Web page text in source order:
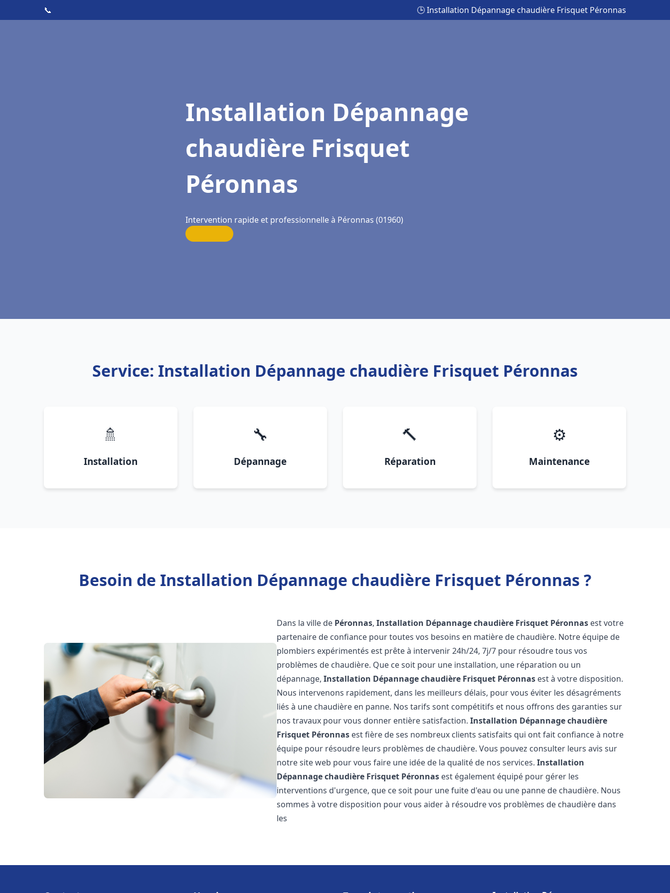
📞 🕒 Installation Dépannage chaudière Frisquet Péronnas
Installation Dépannage
chaudière Frisquet
Péronnas
Intervention rapide et professionnelle à Péronnas (01960)
Service: Installation Dépannage chaudière Frisquet Péronnas
🚿
Installation
🔧
Dépannage
🔨
Réparation
⚙️
Maintenance
Besoin de Installation Dépannage chaudière Frisquet Péronnas ?
Dans la ville de Péronnas,Installation Dépannage chaudière Frisquet Péronnas est votre
partenaire de confiance pour toutes vos besoins en matière de chaudière. Notre équipe de
plombiers expérimentés est prête à intervenir 24h/24, 7j/7 pour résoudre tous vos
problèmes de chaudière. Que ce soit pour une installation, une réparation ou un
dépannage,Installation Dépannage chaudière Frisquet Péronnas est à votre disposition.
Nous intervenons rapidement, dans les meilleurs délais, pour vous éviter les désagréments
liés à une chaudière en panne. Nos tarifs sont compétitifs et nous offrons des garanties sur
nos travaux pour vous donner entière satisfaction.Installation Dépannage chaudière
Frisquet Péronnas est fière de ses nombreux clients satisfaits qui ont fait confiance à notre
équipe pour résoudre leurs problèmes de chaudière. Vous pouvez consulter leurs avis sur
notre site web pour vous faire une idée de la qualité de nos services.Installation
Dépannage chaudière Frisquet Péronnas est également équipé pour gérer les
interventions d'urgence, que ce soit pour une fuite d'eau ou une panne de chaudière. Nous
sommes à votre disposition pour vous aider à résoudre vos problèmes de chaudière dans
les